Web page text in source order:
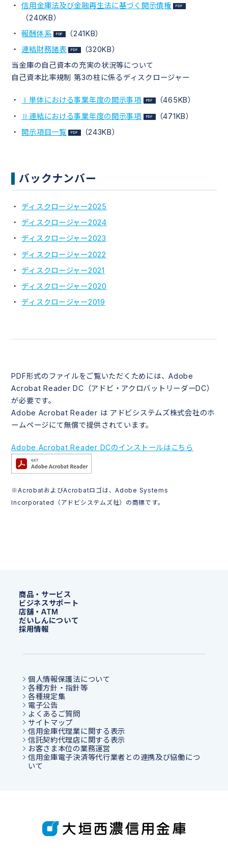
信用金庫法及び金融再生法に基づく開示債権
（240KB）
報酬体系
（241KB）
連結財務諸表
（320KB）
当金庫の自己資本の充実の状況等について
自己資本比率規制 第3の柱に係るディスクロージャー
Ⅰ単体における事業年度の開示事項
（465KB）
Ⅱ連結における事業年度の開示事項
（471KB）
開示項目一覧
（243KB）
バックナンバー
ディスクロージャー2025
ディスクロージャー2024
ディスクロージャー2023
ディスクロージャー2022
ディスクロージャー2021
ディスクロージャー2020
ディスクロージャー2019
PDF形式のファイルをご覧いただくためには、Adobe
Acrobat Reader DC（アドビ・アクロバットリーダーDC）
が必要です。
Adobe Acrobat Reader は アドビシステムズ株式会社のホ
ームページにて無償で提供されています。
Adobe Acrobat Reader DCのインストールはこちら
※AcrobatおよびAcrobatロゴは、Adobe Systems
Incorporated（アドビシステムズ社）の商標です。
商品・サービス
ビジネスサポート
店舗・ATM
だいしんについて
採用情報
個人情報保護法について
各種方針・指針等
各種規定集
電子公告
よくあるご質問
サイトマップ
信用金庫代理業に関する表示
信託契約代理店に関する表示
お客さま本位の業務運営
信用金庫電子決済等代行業者との連携及び協働につ
いて